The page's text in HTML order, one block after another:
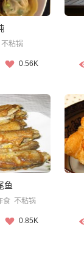
不粘锅
0.56K
鱼
食 不粘锅
0.85K